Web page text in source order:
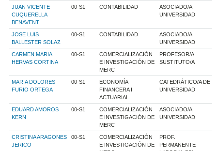
JUAN VICENTE
CUQUERELLA
BENAVENT
00-S1 CONTABILIDAD
ASOCIADO/A
UNIVERSIDAD
JOSE LUIS
BALLESTER SOLAZ
00-S1 CONTABILIDAD
ASOCIADO/A
UNIVERSIDAD
CARMEN MARIA
HERVAS CORTINA
00-S1
COMERCIALIZACIÓN
E INVESTIGACIÓN DE
MERC
PROFESOR/A
SUSTITUTO/A
MARIA DOLORES
FURIO ORTEGA
00-S1
ECONOMÍA
FINANCERA I
ACTUARIAL
CATEDRÁTICO/A DE
UNIVERSIDAD
EDUARD AMOROS
KERN
00-S1
COMERCIALIZACIÓN
E INVESTIGACIÓN DE
MERC
ASOCIADO/A
UNIVERSIDAD
CRISTINA ARAGONES
JERICO
00-S1
COMERCIALIZACIÓN
E INVESTIGACIÓN DE
PROF.
PERMANENTE